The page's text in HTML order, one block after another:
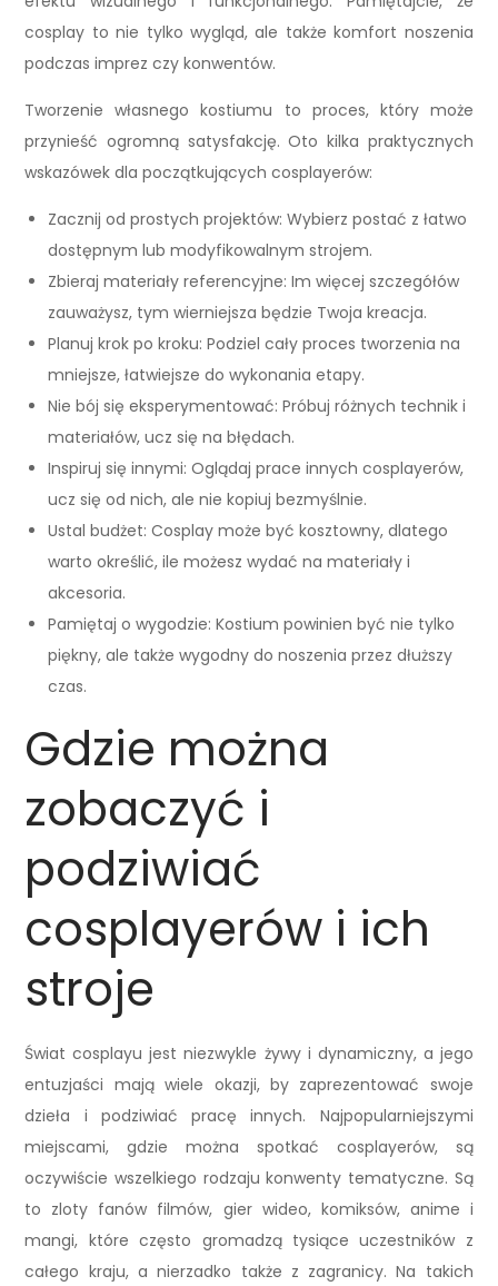
cosplay to nie tylko wygląd, ale także komfort noszenia
podczas imprez czy konwentów.
Tworzenie własnego kostiumu to proces, który może
przynieść ogromną satysfakcję. Oto kilka praktycznych
wskazówek dla początkujących cosplayerów:
Zacznij od prostych projektów: Wybierz postać z łatwo
dostępnym lub modyfikowalnym strojem.
Zbieraj materiały referencyjne: Im więcej szczegółów
zauważysz, tym wierniejsza będzie Twoja kreacja.
Planuj krok po kroku: Podziel cały proces tworzenia na
mniejsze, łatwiejsze do wykonania etapy.
Nie bój się eksperymentować: Próbuj różnych technik i
materiałów, ucz się na błędach.
Inspiruj się innymi: Oglądaj prace innych cosplayerów,
ucz się od nich, ale nie kopiuj bezmyślnie.
Ustal budżet: Cosplay może być kosztowny, dlatego
warto określić, ile możesz wydać na materiały i
akcesoria.
Pamiętaj o wygodzie: Kostium powinien być nie tylko
piękny, ale także wygodny do noszenia przez dłuższy
czas.
Gdzie można
zobaczyć i
podziwiać
cosplayerów i ich
stroje
Świat cosplayu jest niezwykle żywy i dynamiczny, a jego
entuzjaści mają wiele okazji, by zaprezentować swoje
dzieła i podziwiać pracę innych. Najpopularniejszymi
miejscami, gdzie można spotkać cosplayerów, są
oczywiście wszelkiego rodzaju konwenty tematyczne. Są
to zloty fanów filmów, gier wideo, komiksów, anime i
mangi, które często gromadzą tysiące uczestników z
całego kraju, a nierzadko także z zagranicy. Na takich